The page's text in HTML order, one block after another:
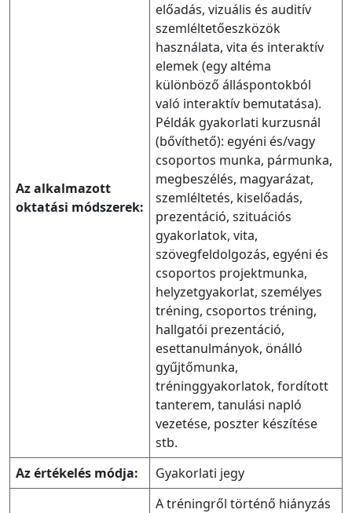
Az alkalmazott
oktatási módszerek:
előadás, vizuális és auditív
szemléltetőeszközök
használata, vita és interaktív
elemek (egy altéma
különböző álláspontokból
való interaktív bemutatása).
Példák gyakorlati kurzusnál
(bővíthető): egyéni és/vagy
csoportos munka, pármunka,
megbeszélés, magyarázat,
szemléltetés, kiselőadás,
prezentáció, szituációs
gyakorlatok, vita,
szövegfeldolgozás, egyéni és
csoportos projektmunka,
helyzetgyakorlat, személyes
tréning, csoportos tréning,
hallgatói prezentáció,
esettanulmányok, önálló
gyűjtőmunka,
tréninggyakorlatok, fordított
tanterem, tanulási napló
vezetése, poszter készítése
stb.
Az értékelés módja:
Gyakorlati jegy
A tréningről történő hiányzás